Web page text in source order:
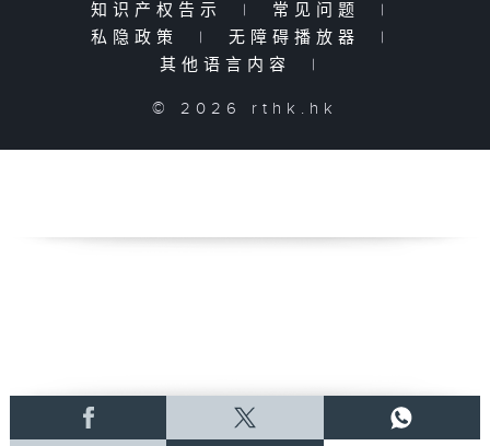
知识产权告示
| 常见问题
|
私隐政策
| 无障碍播放器
|
其他语言内容
|
© 2026 rthk.hk